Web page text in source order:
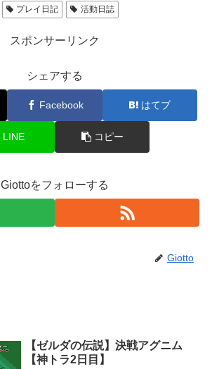
プレイ日記 活動日誌
スポンサーリンク
シェアする
Facebook はてブ
LINE コピー
Giottoをフォローする
Giotto
【ゼルダの伝説】決戦アグニム
【神トラ2日目】